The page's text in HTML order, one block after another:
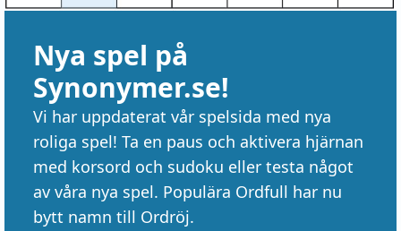
Nya spel på
Synonymer.se!
Vi har uppdaterat vår spelsida med nya
roliga spel! Ta en paus och aktivera hjärnan
med korsord och sudoku eller testa något
av våra nya spel. Populära Ordfull har nu
bytt namn till Ordröj.